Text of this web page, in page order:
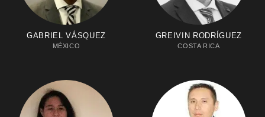
GABRIEL VÁSQUEZ
MÉXICO
GREIVIN RODRÍGUEZ
COSTA RICA